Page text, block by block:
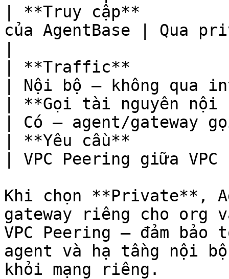
| **Truy cập**
của AgentBase | Qua
| **Traffic**
| Nội bộ — không
| **Gọi tài nguyên nội
| Có — agent/gateway
| **Yêu cầu**
| VPC Peering giữa
Khi chọn **Private**,
gateway riêng cho
VPC Peering — đảm
agent và hạ tầng nội
khỏi mạng riêng.